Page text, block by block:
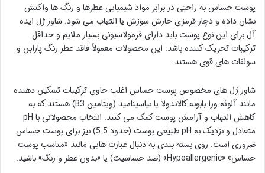
پوست حساس به راحتی در برابر مواد شیمیایی عطرها و رنگ ها واکنش
نشان داده و دچار قرمزی خارش سوزش یا التهاب می شود. شاور ژل ایده
آل برای این نوع پوست باید دارای فرمولاسیونی بسیار ملایم و حداقل
ترکیبات تحریک کننده باشد. این محصولات معمولاً فاقد عطر رنگ پارابن و
سولفات های قوی هستند.
شاور ژل های مخصوص پوست حساس اغلب حاوی ترکیبات تسکین دهنده
مانند آلوئه ورا بابونه کالاندولا یا نیاسینامید (ویتامین B3) هستند که به
کاهش التهاب و آرامش پوست کمک می کنند. انتخاب محصولاتی با pH
متعادل و نزدیک به pH طبیعی پوست (حدود 5.5) نیز برای پوست حساس
ضروری است. روی بسته بندی به دنبال عبارت هایی مانند «مناسب پوست
حساس» «Hypoallergenic» (ضد حساسیت) یا «بدون عطر و رنگ» باشید.